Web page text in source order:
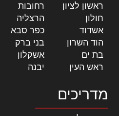
ראשון לציון
רחובות
חולון
הרצליה
אשדוד
כפר סבא
הוד השרון
בני ברק
בת ים
אשקלון
ראש העין
יבנה
מדריכים